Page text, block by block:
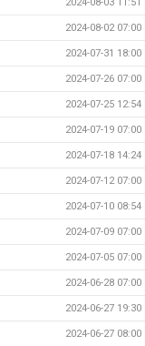
2024-08-02 07:00
2024-07-31 18:00
2024-07-26 07:00
2024-07-25 12:54
2024-07-19 07:00
2024-07-18 14:24
2024-07-12 07:00
2024-07-10 08:54
2024-07-09 07:00
2024-07-05 07:00
2024-06-28 07:00
2024-06-27 19:30
2024-06-27 08:00